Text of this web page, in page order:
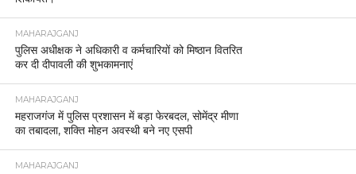
MAHARAJGANJ
पुलिस अधीक्षक ने अधिकारी व कर्मचारियों को मिष्ठान वितरित
कर दी दीपावली की शुभकामनाएं
MAHARAJGANJ
महराजगंज में पुलिस प्रशासन में बड़ा फेरबदल, सोमेंद्र मीणा
का तबादला, शक्ति मोहन अवस्थी बने नए एसपी
MAHARAJGANJ